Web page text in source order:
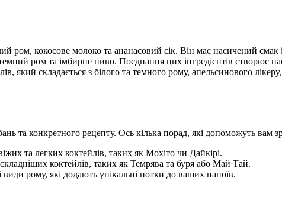
ром, кокосове молоко та ананасовий сік. Він має насичений смак
ром та імбирне пиво. Поєднання цих інгредієнтів створює
який складається з білого та темного рому, апельсинового
та конкретного рецепту. Ось кілька порад, які допоможуть вам
та легких коктейлів, таких як Мохіто чи Дайкірі.
коктейлів, таких як Темрява та буря або Май Тай.
види рому, які додають унікальні нотки до ваших напоїв.